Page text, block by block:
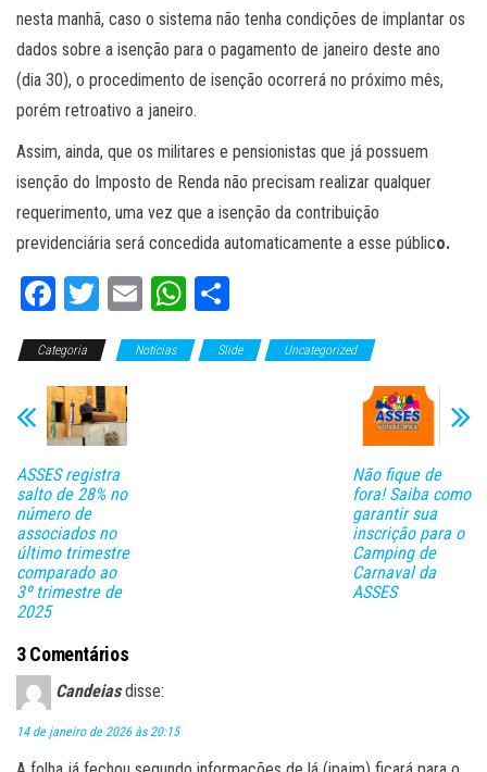
nesta manhã, caso o sistema não tenha condições de implantar os
dados sobre a isenção para o pagamento de janeiro deste ano
(dia 30), o procedimento de isenção ocorrerá no próximo mês,
porém retroativo a janeiro.
Assim, ainda, que os militares e pensionistas que já possuem
isenção do Imposto de Renda não precisam realizar qualquer
requerimento, uma vez que a isenção da contribuição
previdenciária será concedida automaticamente a esse público.
Fa
bo
ok
T
tt
er
E
ail
W
ts m
Categoria Notícias Slide Uncategorized
ASSES registra
salto de 28% no
número de
associados no
último trimestre
comparado ao
3º trimestre de
2025
Não fique de
fora! Saiba como
garantir sua
inscrição para o
Camping de
Carnaval da
ASSES
3 Comentários
Candeias disse:
14 de janeiro de 2026 às 20:15